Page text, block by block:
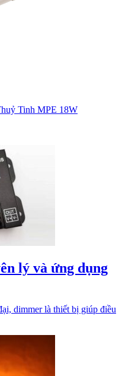
Tinh MPE 18W
lý và ứng dụng
dimmer là thiết bị giúp điều